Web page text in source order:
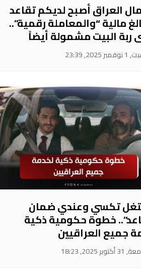
العراق أصبح لديكم تقاعد
مالية “والمعاملة رقمية”..
ربة البيت مشمولة أيضاً
2025, 23:39
تكسي وعندي ضمان
خطوة حكومية ذكية
جميع العراقيين
2025, 18:23